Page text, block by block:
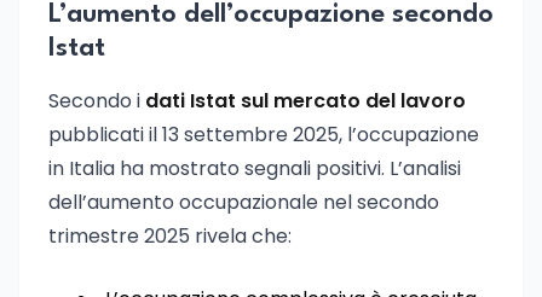
L’aumento dell’occupazione secondo
Istat
Secondo i dati Istat sul mercato del lavoro
pubblicati il 13 settembre 2025, l’occupazione
in Italia ha mostrato segnali positivi. L’analisi
dell’aumento occupazionale nel secondo
trimestre 2025 rivela che: